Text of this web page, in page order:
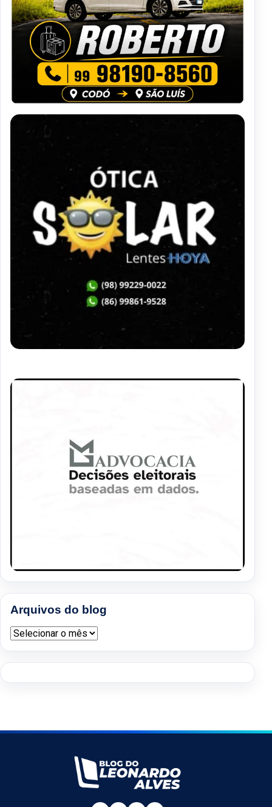
Arquivos do blog
Arquivos do blog